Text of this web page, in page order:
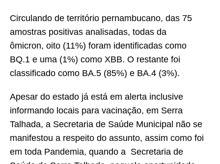
Circulando de território pernambucano, das 75
amostras positivas analisadas, todas da
ômicron, oito (11%) foram identificadas como
BQ.1 e uma (1%) como XBB. O restante foi
classificado como BA.5 (85%) e BA.4 (3%).
Apesar do estado já está em alerta inclusive
informando locais para vacinação, em Serra
Talhada, a Secretaria de Saúde Municipal não se
manifestou a respeito do assunto, assim como foi
em toda Pandemia, quando a Secretaria de